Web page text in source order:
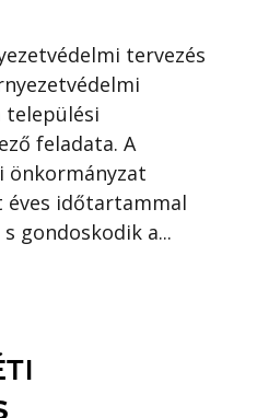
tervezés
települési
feladata. A
önkormányzat
éves időtartammal
gondoskodik a...